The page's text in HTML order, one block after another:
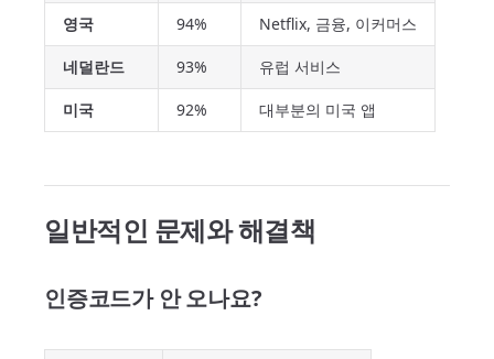
영국 94% Netflix, 금융, 이커머스
네덜란드 93% 유럽 서비스
미국 92% 대부분의 미국 앱
일반적인 문제와 해결책
인증코드가 안 오나요?